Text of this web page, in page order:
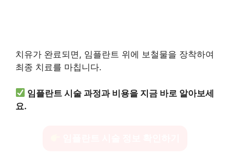
치유가 완료되면, 임플란트 위에 보철물을 장착하여
최종 치료를 마칩니다.
임플란트 시술 과정과 비용을 지금 바로 알아보세
요.